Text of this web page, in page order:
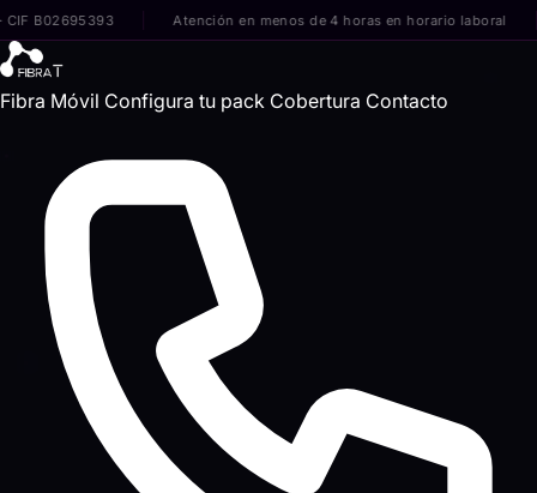
B02695393 Atención en menos de 4 horas en horario laboral
Fibra Móvil Configura tu pack Cobertura Contacto